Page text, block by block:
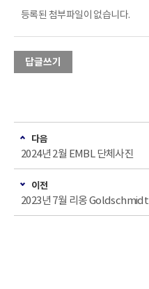
등록된 첨부파일이 없습니다.
답글쓰기
다음
2024년 2월 EMBL 단체사진
이전
2023년 7월 리옹 Goldschmidt